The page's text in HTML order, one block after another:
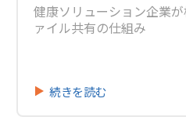
健康ソリューション企業
ァイル共有の仕組み
続きを読む